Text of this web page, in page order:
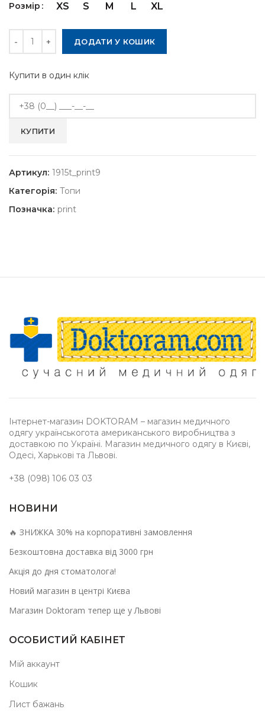
Розмір XS S M L XL
ДОДАТИ У КОШИК
Купити в один клік
Артикул: 1915t_print9
Категорія: Топи
Позначка: print
Інтернет-магазин DOKTORAM – магазин медичного
одягу українськогота американського виробництва з
доставкою по Україні. Магазин медичного одягу в Києві,
Одесі, Харькові та Львові.
+38 (098) 106 03 03
НОВИНИ
🔥 ЗНИЖКА 30% на корпоративні замовлення
Безкоштовна доставка від 3000 грн
Акція до дня стоматолога!
Новий магазин в центрі Києва
Магазин Doktoram тепер ще у Львові
ОСОБИСТИЙ КАБІНЕТ
Мій аккаунт
Кошик
Лист бажань